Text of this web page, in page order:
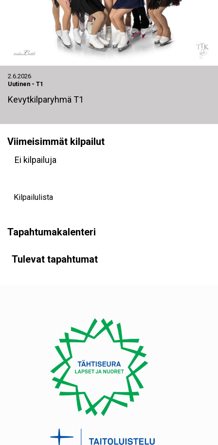
2.6.2026
Uutinen - T1
Kevytkilparyhmä T1
Viimeisimmät kilpailut
Ei kilpailuja
Kilpailulista
Tapahtumakalenteri
Tulevat tapahtumat